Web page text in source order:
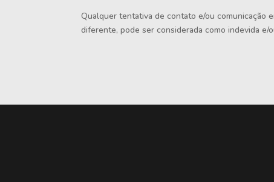
Qualquer tentativa de contato e/ou comunicação
diferente, pode ser considerada como indevida e/